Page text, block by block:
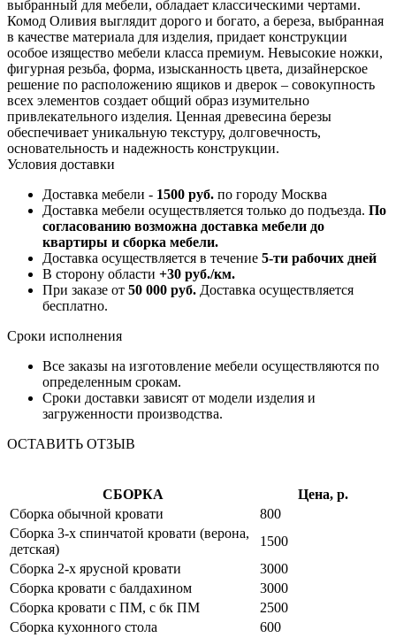
выбранный для мебели, обладает классическими чертами.
Комод Оливия выглядит дорого и богато, а береза, выбранная
в качестве материала для изделия, придает конструкции
особое изящество мебели класса премиум. Невысокие ножки,
фигурная резьба, форма, изысканность цвета, дизайнерское
решение по расположению ящиков и дверок – совокупность
всех элементов создает общий образ изумительно
привлекательного изделия. Ценная древесина березы
обеспечивает уникальную текстуру, долговечность,
основательность и надежность конструкции.
Условия доставки
Доставка мебели - 1500 руб. по городу Москва
Доставка мебели осуществляется только до подъезда. По
согласованию возможна доставка мебели до
квартиры и сборка мебели.
Доставка осуществляется в течение 5-ти рабочих дней
В сторону области +30 руб./км.
При заказе от 50 000 руб. Доставка осуществляется
бесплатно.
Сроки исполнения
Все заказы на изготовление мебели осуществляются по
определенным срокам.
Сроки доставки зависят от модели изделия и
загруженности производства.
ОСТАВИТЬ ОТЗЫВ
СБОРКА
Цена, р.
Сборка обычной кровати
800
Сборка 3-х спинчатой кровати (верона,
детская)
1500
Сборка 2-х ярусной кровати
3000
Сборка кровати с балдахином
3000
Сборка кровати с ПМ, с бк ПМ
2500
Сборка кухонного стола
600